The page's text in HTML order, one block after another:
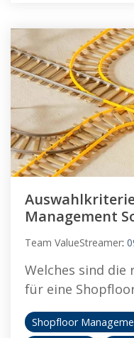
Management
Team ValueStreamer:
Welches sind
für eine
Shopfloor